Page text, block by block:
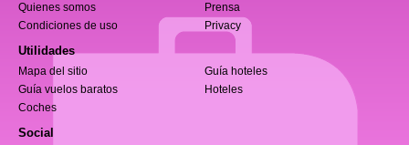
Quienes somos
Prensa
Condiciones de uso
Privacy
Utilidades
Mapa del sitio
Guía hoteles
Guía vuelos baratos
Hoteles
Coches
Social